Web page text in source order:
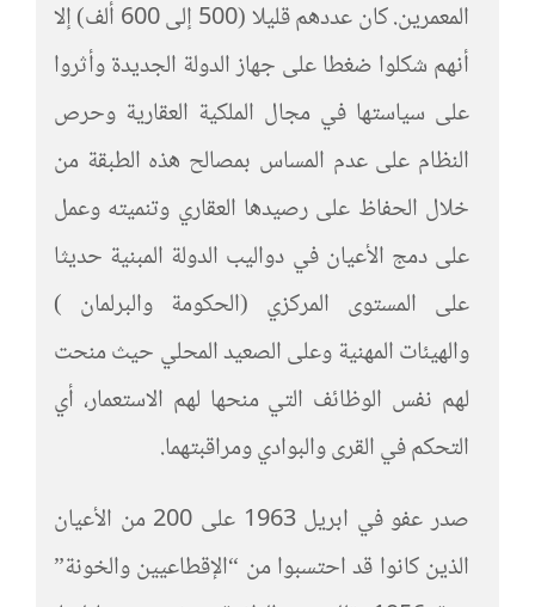
المعمرين. كان عددهم قليلا (500 إلى 600 ألف) إلا
أنهم شكلوا ضغطا على جهاز الدولة الجديدة وأثروا
على سياستها في مجال الملكية العقارية وحرص
النظام على عدم المساس بمصالح هذه الطبقة من
خلال الحفاظ على رصيدها العقاري وتنميته وعمل
على دمج الأعيان في دواليب الدولة المبنية حديثا
على المستوى المركزي (الحكومة والبرلمان )
والهيئات المهنية وعلى الصعيد المحلي حيث منحت
لهم نفس الوظائف التي منحها لهم الاستعمار، أي
التحكم في القرى والبوادي ومراقبتهما.
صدر عفو في ابريل 1963 على 200 من الأعيان
الذين كانوا قد احتسبوا من “الإقطاعيين والخونة”